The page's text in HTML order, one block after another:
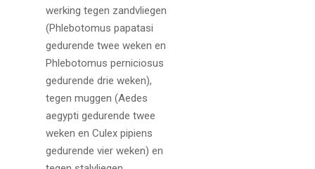
werking tegen zandvliegen
(Phlebotomus papatasi
gedurende twee weken en
Phlebotomus perniciosus
gedurende drie weken),
tegen muggen (Aedes
aegypti gedurende twee
weken en Culex pipiens
gedurende vier weken) en